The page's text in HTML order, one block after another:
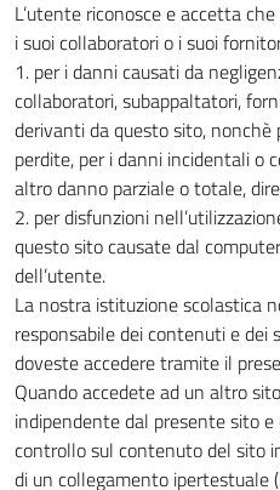
L’utente riconosce e accetta
i suoi collaboratori o i suoi
1. per i danni causati da
collaboratori, subappaltatori,
derivanti da questo sito, nonchè
perdite, per i danni incidentali o
altro danno parziale o totale,
2. per disfunzioni
questo sito causate dal
dell’utente.
La nostra istituzione scolastica
responsabile dei contenuti e dei
doveste accedere tramite il
Quando accedete ad un altro
indipendente dal presente sito
controllo sul contenuto del sito
di un collegamento ipertestuale